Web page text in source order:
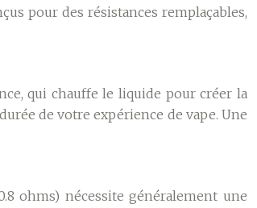
pour des résistances remplaçables,
qui chauffe le liquide pour créer la
de votre expérience de vape. Une
ohms) nécessite généralement une